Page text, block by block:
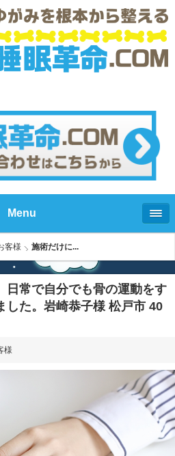
Menu
客様 施術だけに...
日常で自分でも骨の運動をす
した。岩崎恭子様 松戸市 40
様